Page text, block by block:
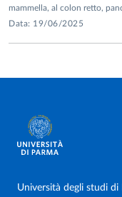
mammella, al colon retto,
Data: 19/06/2025
Università degli studi di